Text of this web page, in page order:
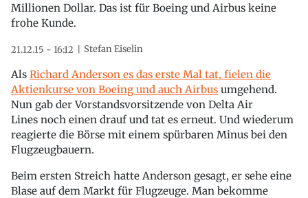
Millionen Dollar. Das ist für Boeing und Airbus keine
frohe Kunde.
21.12.15 - 16:12 Stefan Eiselin
Als Richard Anderson es das erste Mal tat, fielen die
Aktienkurse von Boeing und auch Airbus umgehend.
Nun gab der Vorstandsvorsitzende von Delta Air
Lines noch einen drauf und tat es erneut. Und wiederum
reagierte die Börse mit einem spürbaren Minus bei den
Flugzeugbauern.
Beim ersten Streich hatte Anderson gesagt, er sehe eine
Blase auf dem Markt für Flugzeuge. Man bekomme